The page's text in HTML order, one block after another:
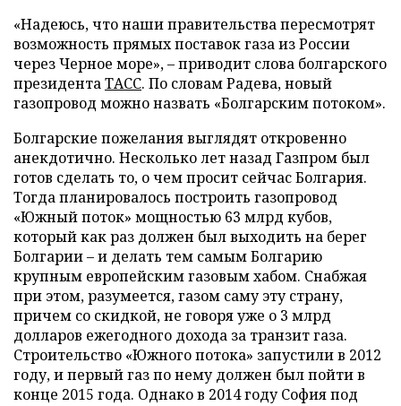
«Надеюсь, что наши правительства пересмотрят
возможность прямых поставок газа из России
через Черное море», – приводит слова болгарского
президентаТАСС. По словам Радева, новый
газопровод можно назвать «Болгарским потоком».
Болгарские пожелания выглядят откровенно
анекдотично. Несколько лет назад Газпром был
готов сделать то, о чем просит сейчас Болгария.
Тогда планировалось построить газопровод
«Южный поток» мощностью 63 млрд кубов,
который как раз должен был выходить на берег
Болгарии – и делать тем самым Болгарию
крупным европейским газовым хабом. Снабжая
при этом, разумеется, газом саму эту страну,
причем со скидкой, не говоря уже о 3 млрд
долларов ежегодного дохода за транзит газа.
Строительство «Южного потока» запустили в 2012
году, и первый газ по нему должен был пойти в
конце 2015 года. Однако в 2014 году София под